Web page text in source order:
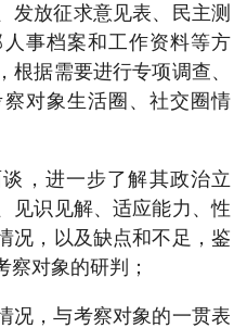
发放征求意见表、民主测
事档案和工作资料等方
据需要进行专项调查、
对象生活圈、社交圈情
谈，进一步了解其政治立
见识见解、适应能力、性
况，以及缺点和不足，鉴
察对象的研判；
况，与考察对象的一贯表